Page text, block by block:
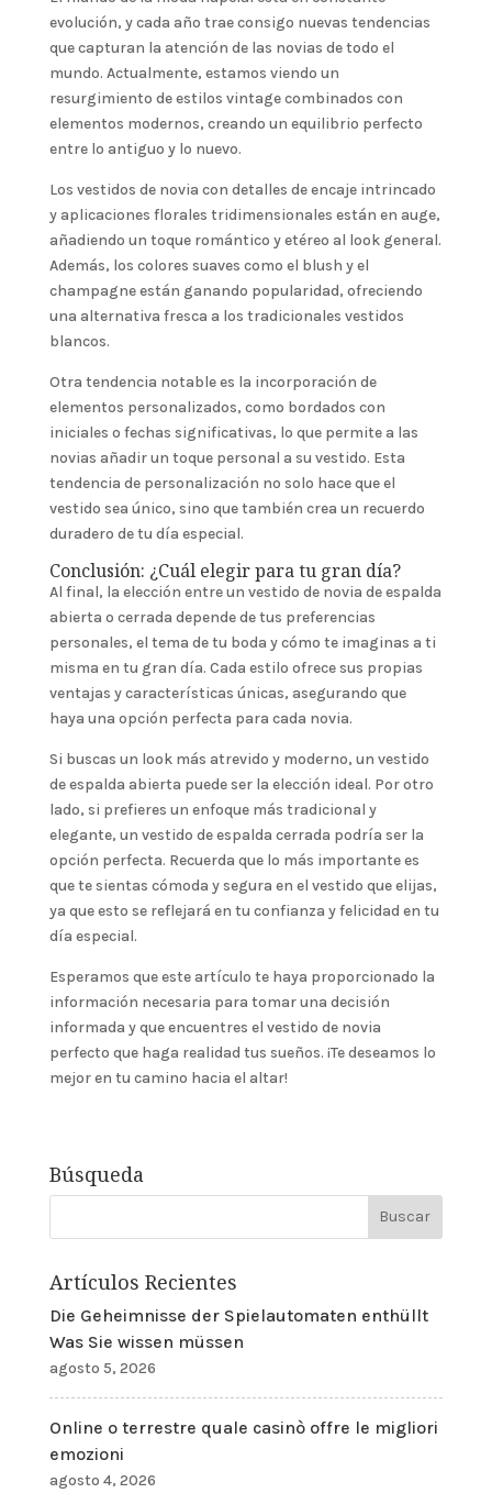
evolución, y cada año trae consigo nuevas tendencias
que capturan la atención de las novias de todo el
mundo. Actualmente, estamos viendo un
resurgimiento de estilos vintage combinados con
elementos modernos, creando un equilibrio perfecto
entre lo antiguo y lo nuevo.
Los vestidos de novia con detalles de encaje intrincado
y aplicaciones florales tridimensionales están en auge,
añadiendo un toque romántico y etéreo al look general.
Además, los colores suaves como el blush y el
champagne están ganando popularidad, ofreciendo
una alternativa fresca a los tradicionales vestidos
blancos.
Otra tendencia notable es la incorporación de
elementos personalizados, como bordados con
iniciales o fechas significativas, lo que permite a las
novias añadir un toque personal a su vestido. Esta
tendencia de personalización no solo hace que el
vestido sea único, sino que también crea un recuerdo
duradero de tu día especial.
Conclusión: ¿Cuál elegir para tu gran día?
Al final, la elección entre un vestido de novia de espalda
abierta o cerrada depende de tus preferencias
personales, el tema de tu boda y cómo te imaginas a ti
misma en tu gran día. Cada estilo ofrece sus propias
ventajas y características únicas, asegurando que
haya una opción perfecta para cada novia.
Si buscas un look más atrevido y moderno, un vestido
de espalda abierta puede ser la elección ideal. Por otro
lado, si prefieres un enfoque más tradicional y
elegante, un vestido de espalda cerrada podría ser la
opción perfecta. Recuerda que lo más importante es
que te sientas cómoda y segura en el vestido que elijas,
ya que esto se reflejará en tu confianza y felicidad en tu
día especial.
Esperamos que este artículo te haya proporcionado la
información necesaria para tomar una decisión
informada y que encuentres el vestido de novia
perfecto que haga realidad tus sueños. ¡Te deseamos lo
mejor en tu camino hacia el altar!
Búsqueda
Artículos Recientes
Die Geheimnisse der Spielautomaten enthüllt
Was Sie wissen müssen
agosto 5, 2026
Online o terrestre quale casinò offre le migliori
emozioni
agosto 4, 2026